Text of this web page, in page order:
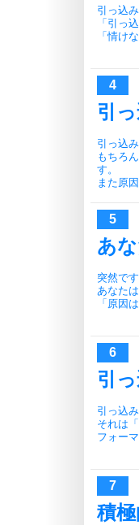
引っ込
「引っ
「情け
引
引っ込
もちろ
す。
また原
あ
突然で
あなた
「原因
引
引っ込
それは
フォー
積